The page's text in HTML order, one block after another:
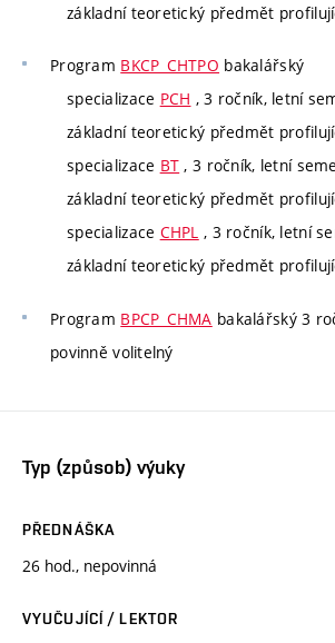
základní teoretický předmět
Program BKCP_CHTPO bakalářský
specializace PCH , 3 ročník, letní
základní teoretický předmět
specializace BT , 3 ročník, letní
základní teoretický předmět
specializace CHPL , 3 ročník, letní
základní teoretický předmět
Program BPCP_CHMA bakalářský 3
povinně volitelný
Typ (způsob) výuky
PŘEDNÁŠKA
26 hod., nepovinná
VYUČUJÍCÍ / LEKTOR